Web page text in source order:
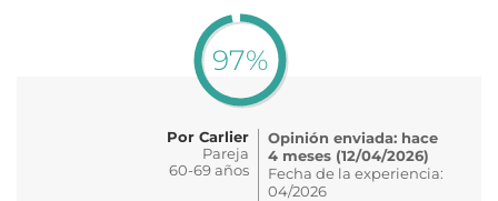
97%
Por Carlier
Pareja
60-69 años
Opinión enviada: hace
4 meses (12/04/2026)
Fecha de la experiencia:
04/2026